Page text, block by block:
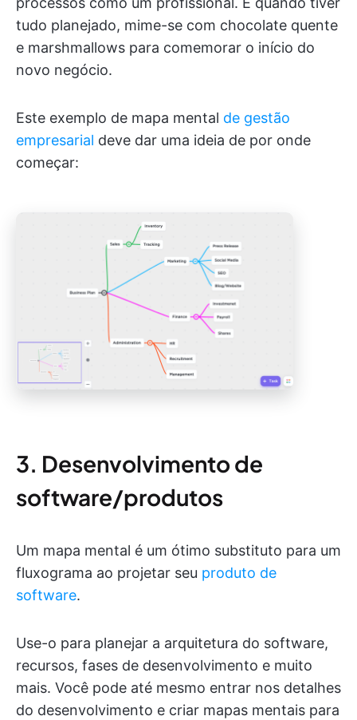
tudo planejado, mime-se com chocolate quente
e marshmallows para comemorar o início do
novo negócio.
Este exemplo de mapa mental de gestão
empresarial deve dar uma ideia de por onde
começar:
3. Desenvolvimento de
software/produtos
Um mapa mental é um ótimo substituto para um
fluxograma ao projetar seu produto de
software.
Use-o para planejar a arquitetura do software,
recursos, fases de desenvolvimento e muito
mais. Você pode até mesmo entrar nos detalhes
do desenvolvimento e criar mapas mentais para